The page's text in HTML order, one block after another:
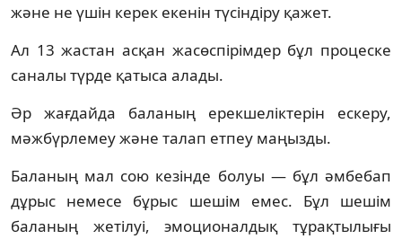
және не үшін керек екенін түсіндіру қажет.
Ал 13 жастан асқан жасөспірімдер бұл процеске
саналы түрде қатыса алады.
Әр жағдайда баланың ерекшеліктерін ескеру,
мәжбүрлемеу және талап етпеу маңызды.
Баланың мал сою кезінде болуы — бұл әмбебап
дұрыс немесе бұрыс шешім емес. Бұл шешім
баланың жетілуі, эмоционалдық тұрақтылығы